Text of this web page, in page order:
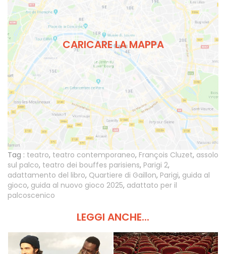
CARICARE LA MAPPA
Tag : teatro, teatro contemporaneo, François Cluzet, assolo
sul palco, teatro dei bouffes parisiens, Parigi 2,
adattamento del libro, Quartiere di Gaillon, Parigi, guida al
gioco, guida al nuovo gioco 2025, adattato per il
palcoscenico
LEGGI ANCHE...